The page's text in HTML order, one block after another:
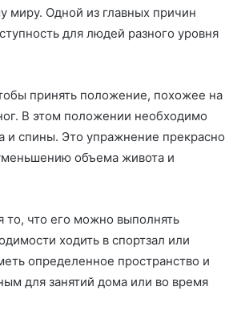
миру. Одной из главных причин
для людей разного уровня
принять положение, похожее на
В этом положении необходимо
спины. Это упражнение прекрасно
объема живота и
то, что его можно выполнять
ходить в спортзал или
определенное пространство и
для занятий дома или во время